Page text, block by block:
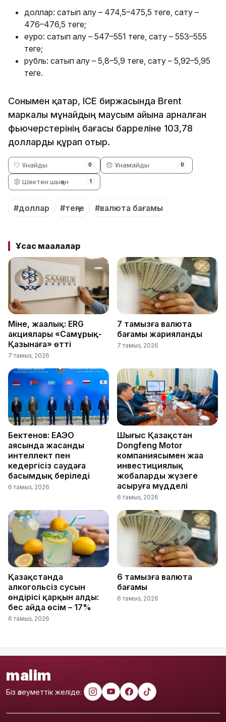
доллар: сатып алу – 474,5–475,5 теңге, сату –
476–476,5 теңге;
еуро: сатып алу – 547–551 теңге, сату – 553–555
теңге;
рубль: сатып алу – 5,8–5,9 теңге, сату – 5,92–5,95
теңге.
Сонымен қатар, ICE биржасында Brent
маркалы мұнайдың маусым айына арналған
фьючерстерінің бағасы барреліне 103,78
долларды құрап отыр.
🤍 Ұнайды 0 😞 Ұнамайды 0
😡 Шектен шыққан 1
#доллар #теңге #валюта бағамы
Ұқсас мақалалар
Міне, жаңалық: ERG
акциялары «Самұрық-
Қазынаға» өтті
7 тамыз, 2026
7 тамызға валюта
бағамы жарияланды
7 тамыз, 2026
Бектенов: ЕАЭО
аясында жасанды
интеллект пен
кедергісіз саудаға
басымдық беріледі
6 тамыз, 2026
Шығыс Қазақстан
Dongfeng Motor
компаниясымен жаңа
инвестициялық
жобаларды жүзеге
асыруға мүдделі
6 тамыз, 2026
Қазақстанда
алкогольсіз сусын
өндірісі қарқын алды:
бес айда өсім – 17%
6 тамыз, 2026
6 тамызға валюта
бағамы
6 тамыз, 2026
malim
Біз әлеуметтік желіде: